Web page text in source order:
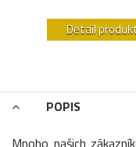
Detail
POPIS